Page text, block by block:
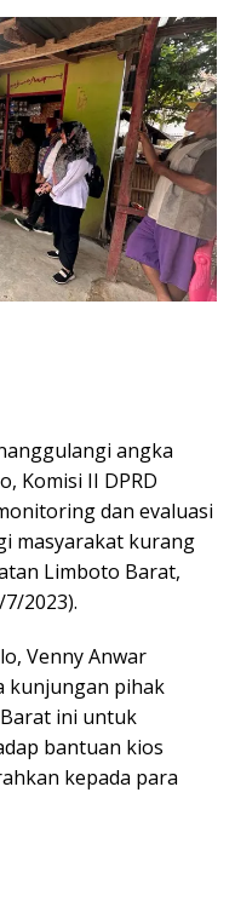
angka
Komisi II DPRD
dan evaluasi
masyarakat kurang
Limboto Barat,
2023).
Venny Anwar
kunjungan pihak
ini untuk
bantuan kios
kepada para